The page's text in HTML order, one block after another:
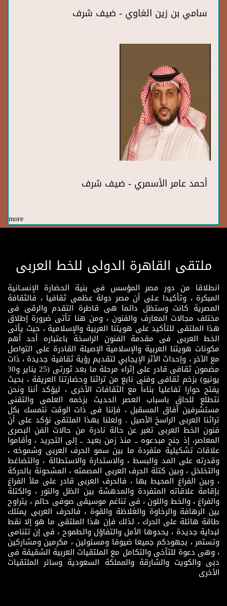
سامي بن زين الغاوي - ضيف شرف
أحمد عامر الأسمري - ضيف شرف
more
ملتقى القاهرة الدولى للخط العربى
انطلاقا من دور مصر المؤسس فى بنية الحضارة الإنسـانية
المبكرة ، وتأكيدا عـلى أن مصر دولة عظمى ثقافيا ، فالثقافة
المصرية كانت وستظل دائما هى قاطرة التقدم والرقى فى
مختلف مجالات المعارف والفنون ، ومن هنا تأتى ضرورة إطلاق
هذا الملتقى للتأكيد على هويتنا العربية والإسلامية ، حيث يأتى
الخط العربى فى مقدمة الفنون الراسخة باعتباره أحد أهم
مكونات هويتنا العربية والإسلامية الإصيلة القادرة على التواصل
مع الآخر ، وإحداث الأثر الإيجابي لتقديم رؤية ثقافية جديدة ، ذات
مضمون ثقافى قادر على إثراء مرحلة ما بعد ثورتى (25 يناير و30
يونيو) بزخم ثقافى وفنى نابع من تراثنا وحضارتنا العريقة ، بحيث
يفتح حوارا تفاعليا بناءاً مع الثقافات الأخرى ، ليؤكد أننا ونحن
نتطلع للحاق باسباب العصر الحديث بزخمه العلمى والتقنى
مستشرفين آفاق المسقبل ، فإننا فى ذات الوقت نتمسك بكل
تراثنا العربى الراسخ الأصيل . ولعلنا بهذا الملتقى نؤكد على أن
فنون الخط العربى تعبر عن حالة نادرة من حالات الفن البصرى
المعاصر، إذ جنح مبدعوه ــ منذ زمن بعيد ــ إلى التجريد ، وأقاموا
علاقات تشكيلية متفردة ما بين سمو الحرف العربى وشموخه ،
وقدرته على المد والبسط ، والاستدارة والاستطالة ، والتضاغط
والتخلخل ، وبين كتلة الحرف العربى المصمته ، المشحونة بالحركة
، وبين الفراغ المحيط بها ، فالحرف العربى قادر على ملأ الفراغ
بإقامة علاقاته المتفردة والمدهشة بين الظل والنور ، والكتلة
والفراغ ، والخط واللون ، فى تناغم موسيقى صوفى حالم ، يتراوح
بين الرهافة والرخاوة والغلاظة والقوة ، فالحرف العربى يمتلك
طاقة هائلة على الحرك ، لذلك فإن هذا الملتقى ما هو إلا نقط
لبداية جديدة ، يحدوها الأمل والتفاؤل والطموح ، فى إن تتنامى
وتستمر ، بجهودكم جميعا ضيوفا ومسئولين ، مكرمين ومشاركين
، وهى دعوة للتآخى والتكامل مع الملتقيات العربية الشقيقة فى
دبى والكويت والشارقة والمملكة السعودية وسائر الملتقيات
الأخرى